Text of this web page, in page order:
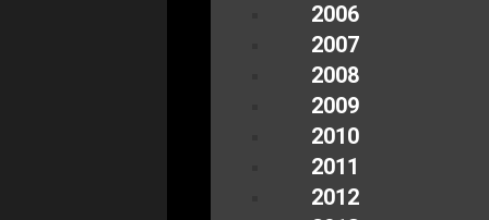
2006
2007
2008
2009
2010
2011
2012